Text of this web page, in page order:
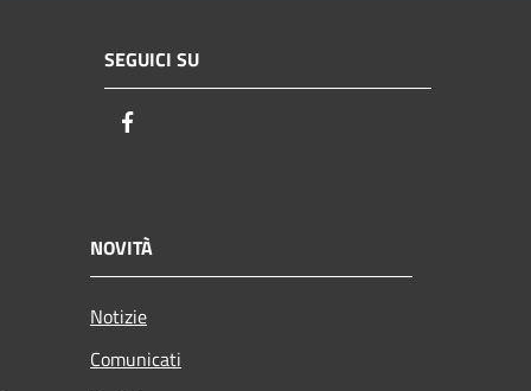
SEGUICI SU
NOVITÀ
Notizie
Comunicati